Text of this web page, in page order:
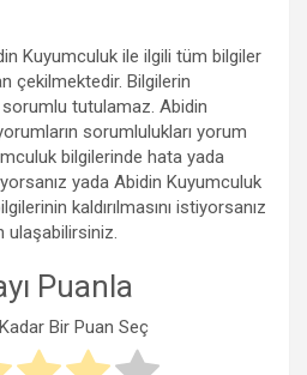
Kuyumculuk ile ilgili tüm bilgiler
çekilmektedir. Bilgilerin
tutulamaz. Abidin
sorumlulukları yorum
bilgilerinde hata yada
yada Abidin Kuyumculuk
kaldırılmasını istiyorsanız
ulaşabilirsiniz.
Puanla
Kadar Bir Puan Seç